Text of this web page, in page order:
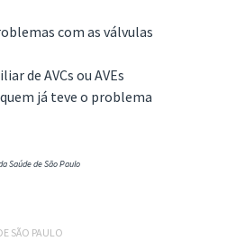
com as válvulas
de AVCs ou AVEs
já teve o problema
Saúde de São Paulo
SÃO PAULO